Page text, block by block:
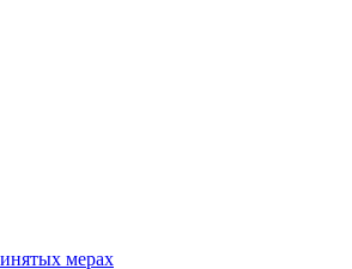
мерах